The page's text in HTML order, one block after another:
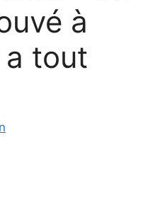
à
a tout